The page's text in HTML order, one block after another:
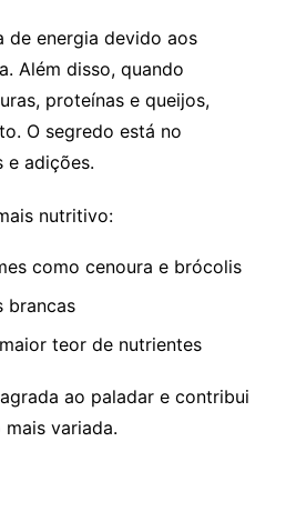
de energia devido aos
Além disso, quando
proteínas e queijos,
O segredo está no
e adições.
nutritivo:
como cenoura e brócolis
brancas
teor de nutrientes
ao paladar e contribui
variada.